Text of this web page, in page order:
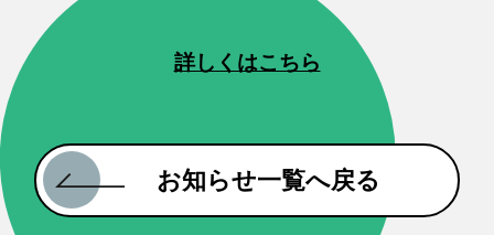
詳しくはこちら
お知らせ一覧へ戻る